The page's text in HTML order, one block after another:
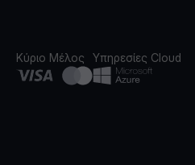
Κύριο Μέλος Υπηρεσίες Cloud